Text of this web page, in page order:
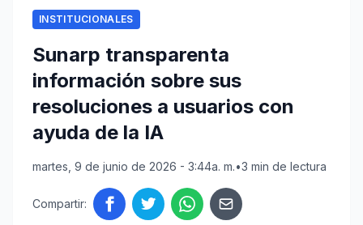
INSTITUCIONALES
Sunarp transparenta
información sobre sus
resoluciones a usuarios con
ayuda de la IA
martes, 9 de junio de 2026 - 3:44a. m.•3 min de lectura
Compartir: